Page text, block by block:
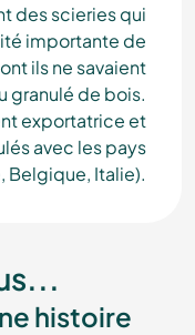
des scieries qui
importante de
ils ne savaient
granulé de bois.
exportatrice et
avec les pays
Belgique, Italie).
histoire